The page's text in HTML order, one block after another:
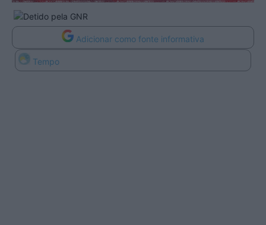
Adicionar como fonte informativa
Tempo